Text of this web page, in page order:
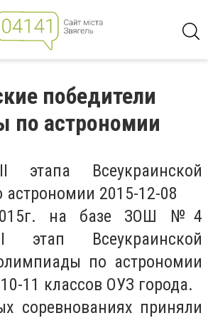
победители
по астрономии
этапа Всеукраинской
2015-12-08
на базе ЗОШ №4
этап Всеукраинской
по астрономии
11 классов ОУЗ города.
соревнованиях приняли